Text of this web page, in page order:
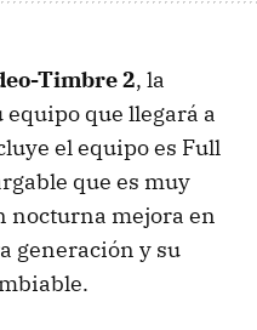
Timbre 2, la
que llegará a
el equipo es Full
que es muy
nocturna mejora en
generación y su